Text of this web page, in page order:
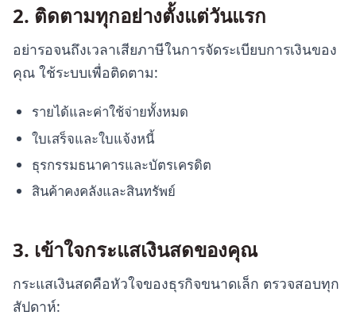
2. ติดตามทุกอย่างตั้งแต่วันแรก
อย่ารอจนถึงเวลาเสียภาษีในการจัดระเบียบการเงินของ
คุณ ใช้ระบบเพื่อติดตาม:
รายได้และค่าใช้จ่ายทั้งหมด
ใบเสร็จและใบแจ้งหนี้
ธุรกรรมธนาคารและบัตรเครดิต
สินค้าคงคลังและสินทรัพย์
3. เข้าใจกระแสเงินสดของคุณ
กระแสเงินสดคือหัวใจของธุรกิจขนาดเล็ก ตรวจสอบทุก
สัปดาห์: